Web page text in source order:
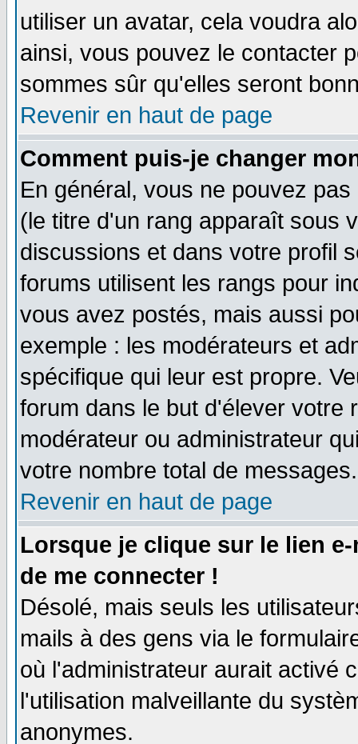
utiliser un avatar, cela voudra
ainsi, vous pouvez le contacter
sommes sûr qu'elles seront
Revenir en haut de page
Comment puis-je changer
En général, vous ne pouvez
(le titre d'un rang apparaît sous
discussions et dans votre profil
forums utilisent les rangs pour
vous avez postés, mais aussi
exemple : les modérateurs et
spécifique qui leur est propre.
forum dans le but d'élever votre
modérateur ou administrateur
votre nombre total de messages.
Revenir en haut de page
Lorsque je clique sur le lien
de me connecter !
Désolé, mais seuls les
mails à des gens via le
où l'administrateur aurait activé
l'utilisation malveillante du
anonymes.